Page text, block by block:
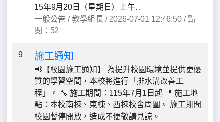
15年9月20日（星期日）上午...
一般公告 / 教學組長 / 2026-07-01 12:46:50 / 點
閱：52
9 施工通知
📢【校園施工通知】 為提升校園環境並提供更優
質的學習空間，本校將進行「排水溝改善工
程」。 🔧 施工期間：115年7月1日起 📍 施工地
點：本校南棟、東棟、西棟校舍周圍。 施工期間
校園暫停開放，造成不便敬請見諒。